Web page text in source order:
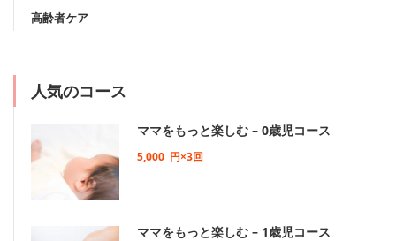
高齢者ケア
人気のコース
ママをもっと楽しむ – 0歳児コース
5,000 円×3回
ママをもっと楽しむ – 1歳児コース